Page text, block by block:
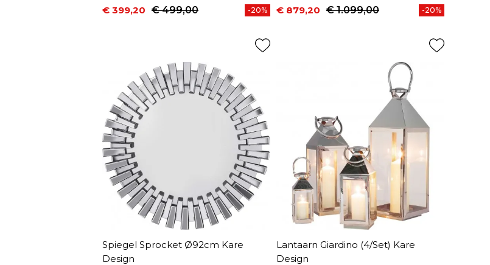
Prijs
€ 399,20
Normale prijs€ 499,00 -20%
Prijs
€ 879,20
Normale prijs€ 1.099,00 -20%
Spiegel Sprocket Ø92cm Kare
Design
Lantaarn Giardino (4/Set) Kare
Design